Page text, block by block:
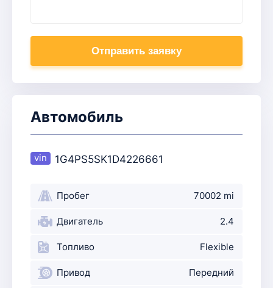
Отправить заявку
Автомобиль
1G4PS5SK1D4226661
Пробег 70002 mi
Двигатель 2.4
Топливо Flexible
Привод Передний